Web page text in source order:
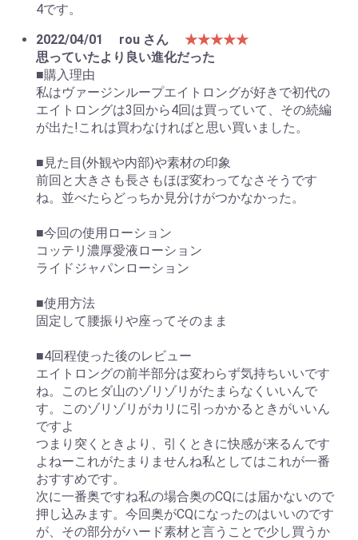
4です。
2022/04/01
rou さん
★★★★★
思っていたより良い進化だった
■購入理由
私はヴァージンループエイトロングが好きで初代の
エイトロングは3回から4回は買っていて、その続編
が出た!これは買わなければと思い買いました。
■見た目(外観や内部)や素材の印象
前回と大きさも長さもほぼ変わってなさそうです
ね。並べたらどっちか見分けがつかなかった。
■今回の使用ローション
コッテリ濃厚愛液ローション
ライドジャパンローション
■使用方法
固定して腰振りや座ってそのまま
■4回程使った後のレビュー
エイトロングの前半部分は変わらず気持ちいいです
ね。このヒダ山のゾリゾリがたまらなくいいんで
す。このゾリゾリがカリに引っかかるときがいいん
ですよ
つまり突くときより、引くときに快感が来るんです
よねーこれがたまりませんね私としてはこれが一番
おすすめです。
次に一番奥ですね私の場合奥のCQには届かないので
押し込みます。今回奥がCQになったのはいいのです
が、その部分がハード素材と言うことで少し買うか